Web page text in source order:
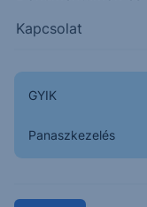
Kapcsolat
GYIK
Panaszkezelés
146,2